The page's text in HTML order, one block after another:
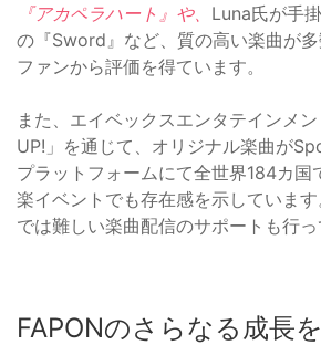
『アカペラハート』や、 Luna氏が手
の『Sword』など、質の高い楽曲が
ファンから評価を得ています。
また、エイベックスエンタテインメ
UP!」を通じて、オリジナル楽曲が
プラットフォームにて全世界184カ国
楽イベントでも存在感を示していま
では難しい楽曲配信のサポートも行っ
FAPONのさらなる成長